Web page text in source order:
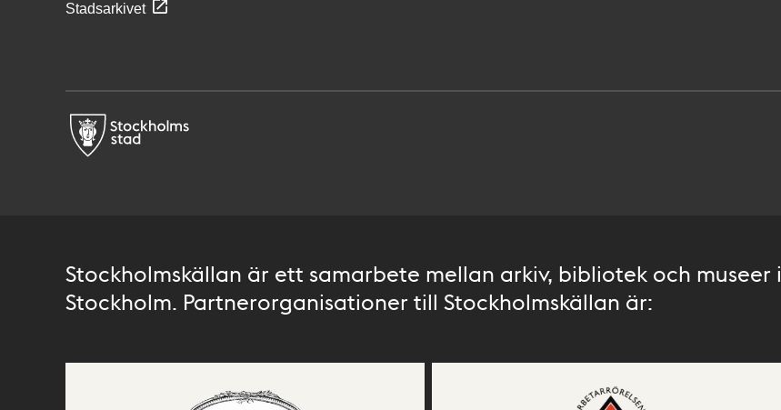
Stadsarkivet
Stockholmskällan är ett samarbete mellan arkiv, bibliotek och museer i
Stockholm. Partnerorganisationer till Stockholmskällan är: